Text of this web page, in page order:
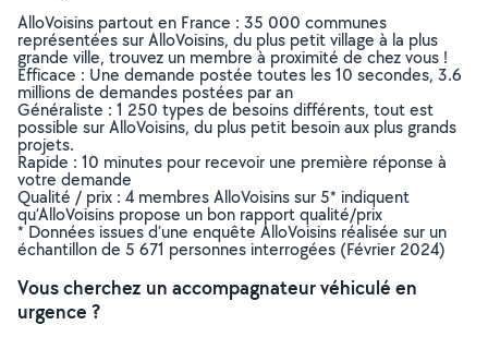
AlloVoisins partout en France : 35 000 communes
représentées sur AlloVoisins, du plus petit village à la plus
grande ville, trouvez un membre à proximité de chez vous !
Efficace : Une demande postée toutes les 10 secondes, 3.6
millions de demandes postées par an
Généraliste : 1 250 types de besoins différents, tout est
possible sur AlloVoisins, du plus petit besoin aux plus grands
projets.
Rapide : 10 minutes pour recevoir une première réponse à
votre demande
Qualité / prix : 4 membres AlloVoisins sur 5* indiquent
qu’AlloVoisins propose un bon rapport qualité/prix
* Données issues d’une enquête AlloVoisins réalisée sur un
échantillon de 5 671 personnes interrogées (Février 2024)
Vous cherchez un accompagnateur véhiculé en
urgence ?